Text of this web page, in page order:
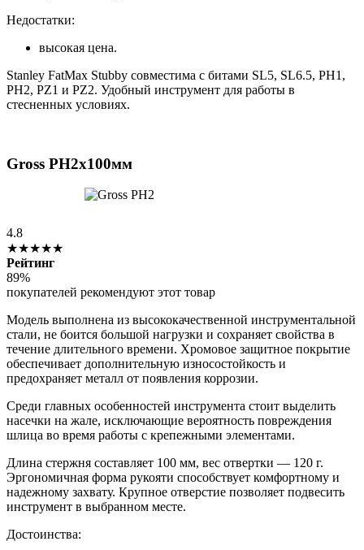
Недостатки:
высокая цена.
Stanley FatMax Stubby совместима с битами SL5, SL6.5, PH1,
PH2, PZ1 и PZ2. Удобный инструмент для работы в
стесненных условиях.
Gross PH2x100мм
4.8
★★★★★
Рейтинг
89%
покупателей рекомендуют этот товар
Модель выполнена из высококачественной инструментальной
стали, не боится большой нагрузки и сохраняет свойства в
течение длительного времени. Хромовое защитное покрытие
обеспечивает дополнительную износостойкость и
предохраняет металл от появления коррозии.
Среди главных особенностей инструмента стоит выделить
насечки на жале, исключающие вероятность повреждения
шлица во время работы с крепежными элементами.
Длина стержня составляет 100 мм, вес отвертки — 120 г.
Эргономичная форма рукояти способствует комфортному и
надежному захвату. Крупное отверстие позволяет подвесить
инструмент в выбранном месте.
Достоинства: